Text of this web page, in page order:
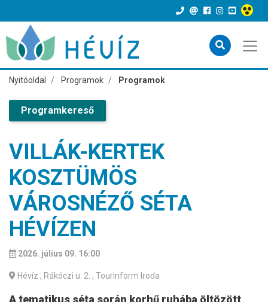
Nyitóoldal Programok Programok
Programkereső
VILLÁK-KERTEK
KOSZTÜMÖS
VÁROSNÉZŐ SÉTA
HÉVÍZEN
2026. július 09. 16:00
Hévíz , Rákóczi u. 2. , Tourinform Iroda
A tematikus séta során korhű ruhába öltözött